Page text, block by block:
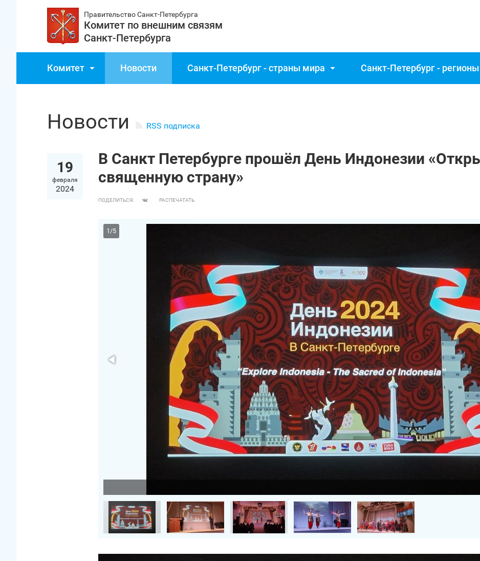
Правительство Санкт‑Петербурга
Комитет по внешним связям
Санкт‑Петербурга
Комитет Новости Санкт‑Петербург - страны мира Санкт‑Петербург -
Новости RSS подписка
19
февраля
2024
В Санкт Петербурге прошёл День Индонезии
священную страну»
ПОДЕЛИТЬСЯ: РАСПЕЧАТАТЬ
1/5